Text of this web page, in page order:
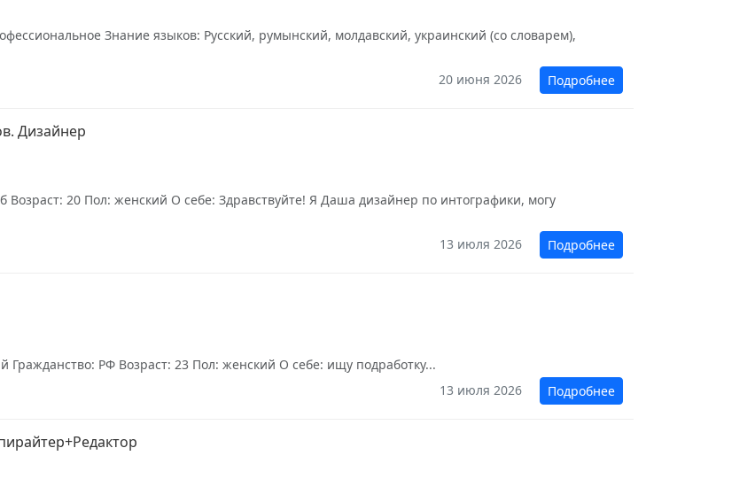
Знание языков: Русский, румынский, молдавский, украинский (со словарем),
20 июня 2026
Подробнее
Дизайнер
Возраст: 20 Пол: женский О себе: Здравствуйте! Я Даша дизайнер по интографики, могу
13 июля 2026
Подробнее
РФ Возраст: 23 Пол: женский О себе: ищу подработку...
13 июля 2026
Подробнее